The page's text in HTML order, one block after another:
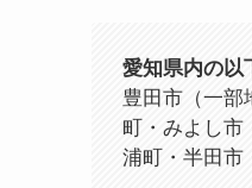
愛知県内の以
豊田市（一部
町・みよし市
浦町・半田市